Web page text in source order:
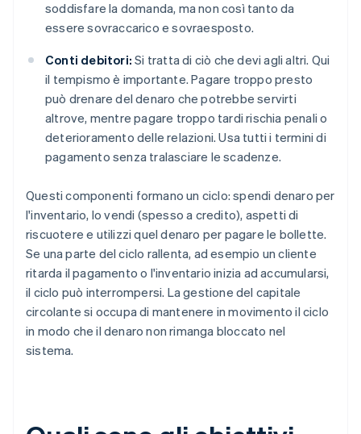
soddisfare la domanda, ma non così tanto da
essere sovraccarico e sovraesposto.
Conti debitori: Si tratta di ciò che devi agli altri. Qui
il tempismo è importante. Pagare troppo presto
può drenare del denaro che potrebbe servirti
altrove, mentre pagare troppo tardi rischia penali o
deterioramento delle relazioni. Usa tutti i termini di
pagamento senza tralasciare le scadenze.
Questi componenti formano un ciclo: spendi denaro per
l'inventario, lo vendi (spesso a credito), aspetti di
riscuotere e utilizzi quel denaro per pagare le bollette.
Se una parte del ciclo rallenta, ad esempio un cliente
ritarda il pagamento o l'inventario inizia ad accumularsi,
il ciclo può interrompersi. La gestione del capitale
circolante si occupa di mantenere in movimento il ciclo
in modo che il denaro non rimanga bloccato nel
sistema.